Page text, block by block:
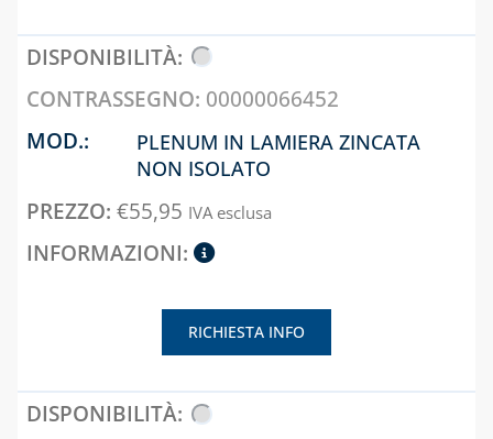
ACCESSORI PER
SIGILLATURA
GUARNIZIONI IN
GOMMA
CAPITOLO 09
ACCESSORI PER
ANTINCENDIO
FILTRI, VALVOLE
ED
ELETTROVALVOLE
00000066452
PLENUM IN LAMIERA ZINCATA
NON ISOLATO
€55,95 IVA esclusa
RICHIESTA INFO